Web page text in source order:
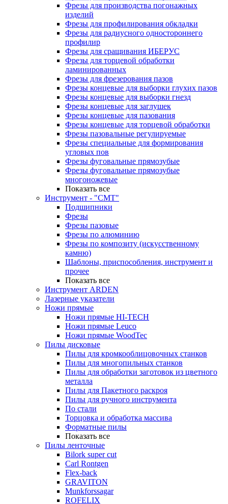
Фрезы для производства погонажных
изделий
Фрезы для профилирования обкладки
Фрезы для радиусного одностороннего
профилир
Фрезы для сращивания ИБЕРУС
Фрезы для торцевой обработки
ламинированных
Фрезы для фрезерования пазов
Фрезы концевые для выборки глухих пазов
Фрезы концевые для выборки гнезд
Фрезы концевые для заглушек
Фрезы концевые для пазования
Фрезы концевые для торцевой обработки
Фрезы пазовальные регулируемые
Фрезы специальные для формирования
угловых пов
Фрезы фуговальные прямозубые
Фрезы фуговальные прямозубые
многоножевые
Показать все
Инструмент - "СМТ"
Подшипники
Фрезы
Фрезы пазовые
Фрезы по алюминию
Фрезы по композиту (искусственному
камню)
Шаблоны, приспособления, инструмент и
прочее
Показать все
Инструмент ARDEN
Лазерные указатели
Ножи прямые
Ножи прямые HI-TECH
Ножи прямые Leuco
Ножи прямые WoodTec
Пилы дисковые
Пилы для кромкооблицовочных станков
Пилы для многопильных станков
Пилы для обработки заготовок из цветного
металла
Пилы для Пакетного раскроя
Пилы для ручного инструмента
По стали
Торцовка и обработка массива
Форматные пилы
Показать все
Пилы ленточные
Bilork super cut
Carl Rontgen
Flex-back
GRAVITON
Munkforssagar
ROFELIX